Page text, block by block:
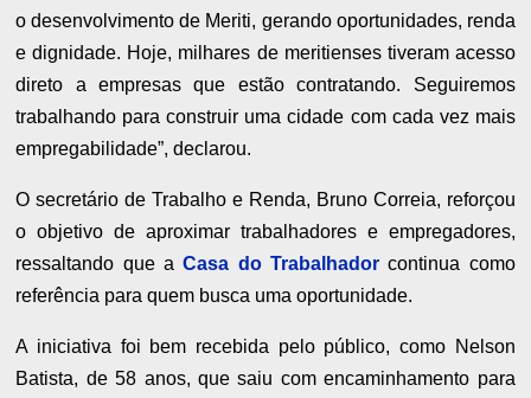
o desenvolvimento de Meriti, gerando oportunidades, renda
e dignidade. Hoje, milhares de meritienses tiveram acesso
direto a empresas que estão contratando. Seguiremos
trabalhando para construir uma cidade com cada vez mais
empregabilidade”, declarou.
O secretário de Trabalho e Renda, Bruno Correia, reforçou
o objetivo de aproximar trabalhadores e empregadores,
ressaltando que aCasa do Trabalhadorcontinua como
referência para quem busca uma oportunidade.
A iniciativa foi bem recebida pelo público, como Nelson
Batista, de 58 anos, que saiu com encaminhamento para